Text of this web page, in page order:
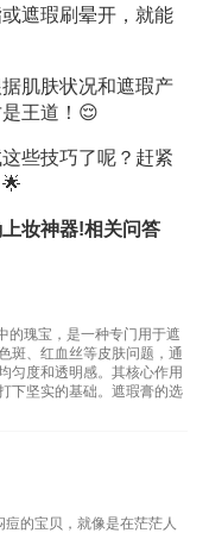
遮瑕刷晕开，就能
肌肤状况和遮瑕产
王道！😌
些技巧了呢？赶紧
妆神器!相关问答
的瑰宝，是一种专门用于遮
斑、红血丝等皮肤问题，通
匀度和透明感。其核心作用
下坚实的基础。遮瑕膏的选
的宝贝，就像是在茫茫人